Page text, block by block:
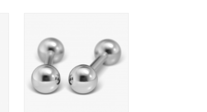
TOEVOEGEN AAN WINKELWAGEN